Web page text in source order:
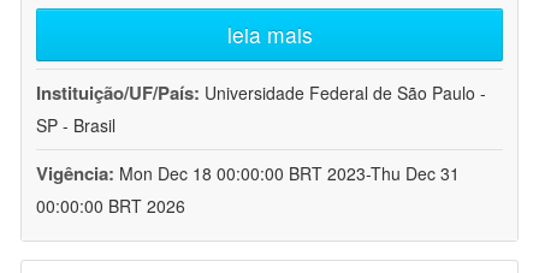
leia mais
Instituição/UF/País: Universidade Federal de São Paulo -
SP - Brasil
Vigência: Mon Dec 18 00:00:00 BRT 2023-Thu Dec 31
00:00:00 BRT 2026